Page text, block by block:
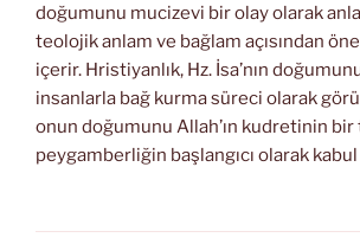
doğumunu mucizevi bir olay olarak
teolojik anlam ve bağlam açısından
içerir. Hristiyanlık, Hz. İsa’nın doğumunu
insanlarla bağ kurma süreci olarak
onun doğumunu Allah’ın kudretinin
peygamberliğin başlangıcı olarak